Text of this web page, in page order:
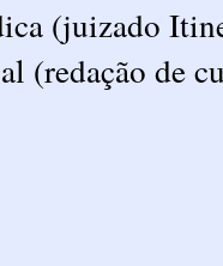
(juizado
(redação de